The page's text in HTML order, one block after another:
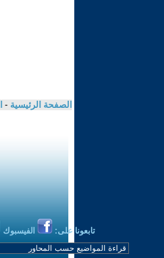
الصفحة الرئيسية -
تابعونا على: الفيسبوك